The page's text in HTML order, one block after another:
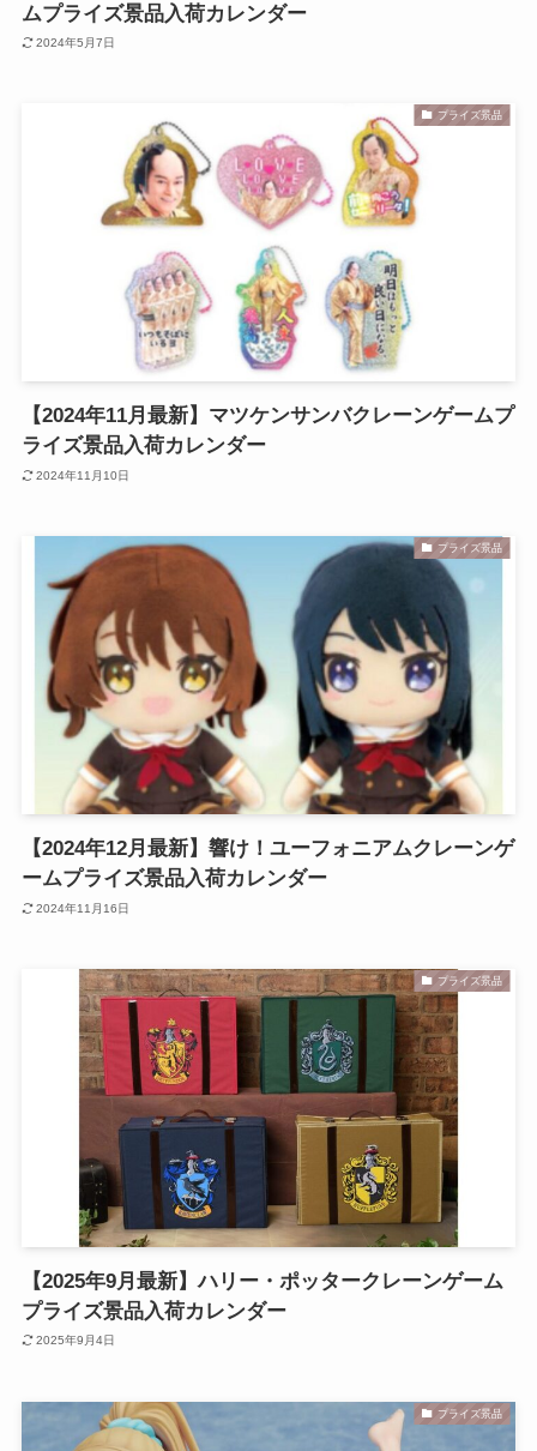
ムプライズ景品入荷カレンダー
2024年5月7日
プライズ景品
【2024年11月最新】マツケンサンバクレーンゲームプ
ライズ景品入荷カレンダー
2024年11月10日
プライズ景品
【2024年12月最新】響け！ユーフォニアムクレーンゲ
ームプライズ景品入荷カレンダー
2024年11月16日
プライズ景品
【2025年9月最新】ハリー・ポッタークレーンゲーム
プライズ景品入荷カレンダー
2025年9月4日
プライズ景品